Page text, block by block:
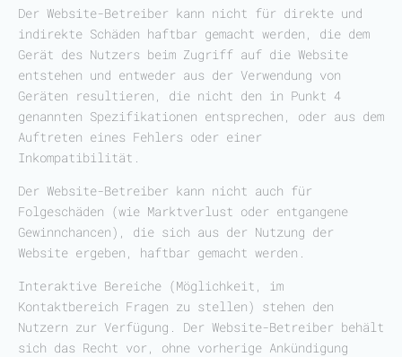
Der Website-Betreiber kann nicht für direkte und
indirekte Schäden haftbar gemacht werden, die dem
Gerät des Nutzers beim Zugriff auf die Website
entstehen und entweder aus der Verwendung von
Geräten resultieren, die nicht den in Punkt 4
genannten Spezifikationen entsprechen, oder aus dem
Auftreten eines Fehlers oder einer
Inkompatibilität.
Der Website-Betreiber kann nicht auch für
Folgeschäden (wie Marktverlust oder entgangene
Gewinnchancen), die sich aus der Nutzung der
Website ergeben, haftbar gemacht werden.
Interaktive Bereiche (Möglichkeit, im
Kontaktbereich Fragen zu stellen) stehen den
Nutzern zur Verfügung. Der Website-Betreiber behält
sich das Recht vor, ohne vorherige Ankündigung